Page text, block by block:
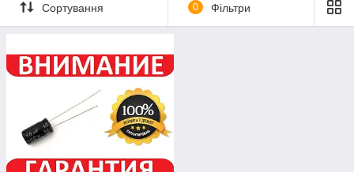
Сортування 0 Фільтри